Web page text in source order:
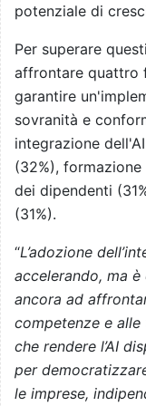
potenziale di
Per superare
affrontare quattro
garantire
sovranità e
integrazione
(32%),
dei dipendenti
(31%).
“L’adozione
accelerando, ma
ancora ad
competenze e
che rendere l’AI
per
le imprese,